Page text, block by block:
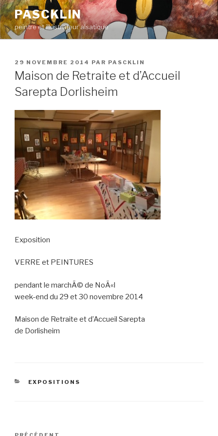
Aller
au
contenu
principal
PASCKLIN
peintre et illustrateur alsatique
PUBLIÉ
LE
29 NOVEMBRE 2014 PAR PASCKLIN
Maison de Retraite et d’Accueil
Sarepta Dorlisheim
Exposition
VERRE et PEINTURES
pendant le marchÃ© de NoÃ«l
week-end du 29 et 30 novembre 2014
Maison de Retraite et d’Accueil Sarepta
de Dorlisheim
CATÉGORIES
EXPOSITIONS
Navigation